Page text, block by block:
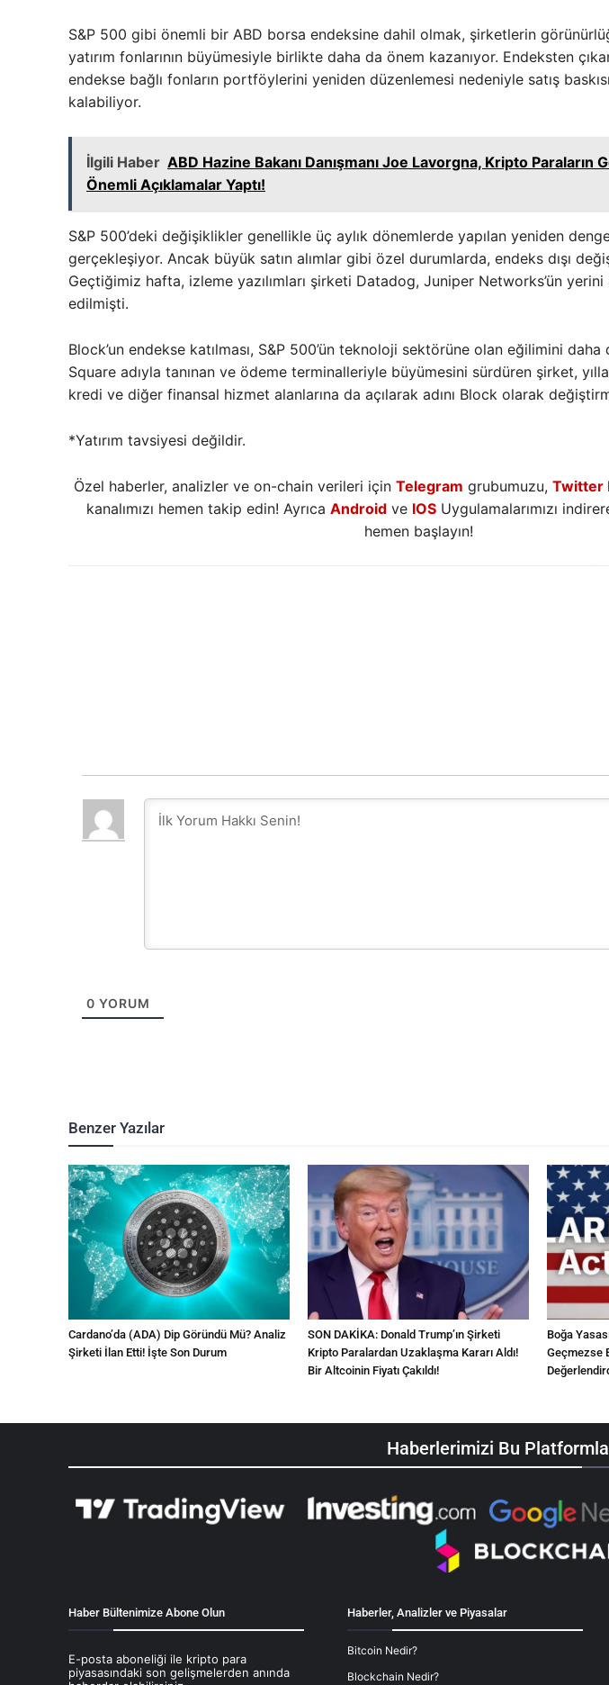
S&P 500 gibi önemli bir ABD borsa endeksine dahil olmak, şirketlerin
yatırım fonlarının büyümesiyle birlikte daha da önem kazanıyor. Endeksten
endekse bağlı fonların portföylerini yeniden düzenlemesi nedeniyle satış
kalabiliyor.
İlgili Haber ABD Hazine Bakanı Danışmanı Joe Lavorgna, Kripto Paraların
Önemli Açıklamalar Yaptı!
S&P 500’deki değişiklikler genellikle üç aylık dönemlerde yapılan yeniden
gerçekleşiyor. Ancak büyük satın alımlar gibi özel durumlarda, endeks dışı
Geçtiğimiz hafta, izleme yazılımları şirketi Datadog, Juniper Networks’ün
edilmişti.
Block’un endekse katılması, S&P 500’ün teknoloji sektörüne olan eğilimini
Square adıyla tanınan ve ödeme terminalleriyle büyümesini sürdüren şirket,
kredi ve diğer finansal hizmet alanlarına da açılarak adını Block olarak
*Yatırım tavsiyesi değildir.
Özel haberler, analizler ve on-chain verileri için Telegram grubumuzu, Twitter
kanalımızı hemen takip edin! Ayrıca Androidve IOSUygulamalarımızı
hemen başlayın!
0 YORUM
Benzer Yazılar
Cardano’da (ADA) Dip Göründü Mü? Analiz
Şirketi İlan Etti! İşte Son Durum
SON DAKİKA: Donald Trump’ın Şirketi
Kripto Paralardan Uzaklaşma Kararı Aldı!
Bir Altcoinin Fiyatı Çakıldı!
Boğa
Geçmezse
Haberlerimizi Bu
Haber Bültenimize Abone Olun
E-posta aboneliği ile kripto para
piyasasındaki son gelişmelerden anında
Haberler, Analizler ve Piyasalar
Bitcoin Nedir?
Blockchain Nedir?